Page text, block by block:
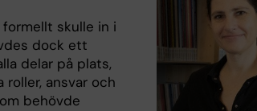
skulle in i
dock ett
delar på plats,
ansvar och
behövde